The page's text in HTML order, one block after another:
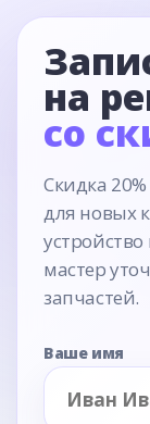
на
со
Скидка
для новых
мастер
запчастей.
Ваше имя